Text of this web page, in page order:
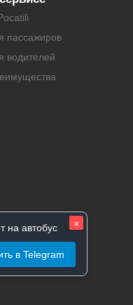
пассажиров
водителей
2026
×
на автобус
в Telegram